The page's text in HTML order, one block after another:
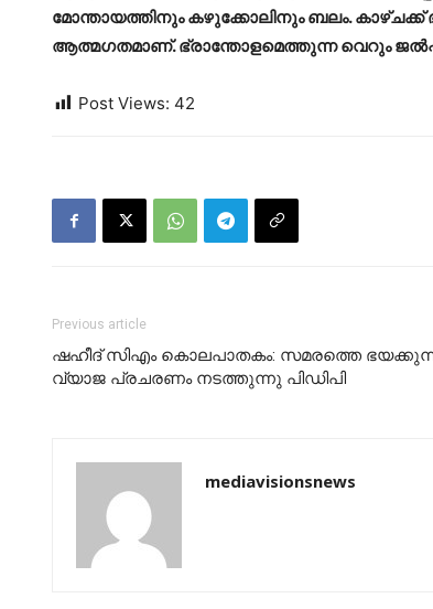
മോന്തായത്തിനും കഴുക്കോലിനും ബലം.
ആത്മഗതമാണ്. ഭ്രാന്തോളമെത്തുന്ന വെറും
Post Views: 42
Previous article
ഷഹീദ് സിഎം കൊലപാതകം: സമരത്തെ
വ്യാജ പ്രചരണം നടത്തുന്നു പിഡിപി
mediavisionsnews